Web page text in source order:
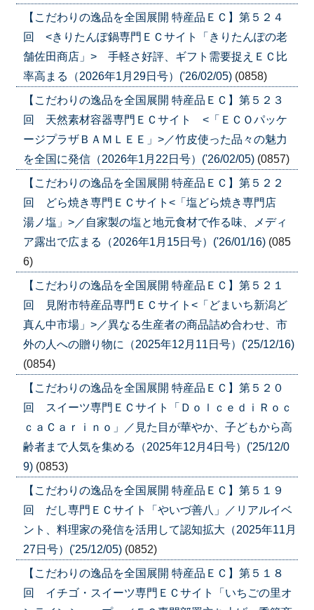
【こだわりの逸品を全国展開 特産品ＥＣ】第５２４
回 <きりたんぽ鍋専門ＥＣサイト「きりたんぽの老
舗佐田商店」> 手軽さ好評、ギフト需要捉えＥＣ比
率高まる（2026年1月29日号）('26/02/05) (0858)
【こだわりの逸品を全国展開 特産品ＥＣ】第５２３
回 天然素材容器専門ＥＣサイト <「ＥＣＯパッケ
ージプラザＢＡＭＬＥＥ」>／竹皮使った品々の魅力
を全国に発信（2026年1月22日号）('26/02/05) (0857)
【こだわりの逸品を全国展開 特産品ＥＣ】第５２２
回 どら焼き専門ＥＣサイト<「塩どら焼き専門店
湯ノ塩」>／自家製の塩と地元食材で作る味、メディ
ア露出で広まる（2026年1月15日号）('26/01/16) (085
6)
【こだわりの逸品を全国展開 特産品ＥＣ】第５２１
回 見附市特産品専門ＥＣサイト<「どまいち新潟ど
真ん中市場」>／異なる生産者の商品詰め合わせ、市
外の人への贈り物に（2025年12月11日号）('25/12/16)
(0854)
【こだわりの逸品を全国展開 特産品ＥＣ】第５２０
回 スイーツ専門ＥＣサイト「ＤｏｌｃｅｄｉＲｏｃ
ｃａＣａｒｉｎｏ」／見た目が華やか、子どもから高
齢者まで人気を集める（2025年12月4日号）('25/12/0
9) (0853)
【こだわりの逸品を全国展開 特産品ＥＣ】第５１９
回 だし専門ＥＣサイト「やいづ善八」／リアルイベ
ント、料理家の発信を活用して認知拡大（2025年11月
27日号）('25/12/05) (0852)
【こだわりの逸品を全国展開 特産品ＥＣ】第５１８
回 イチゴ・スイーツ専門ＥＣサイト「いちごの里オ